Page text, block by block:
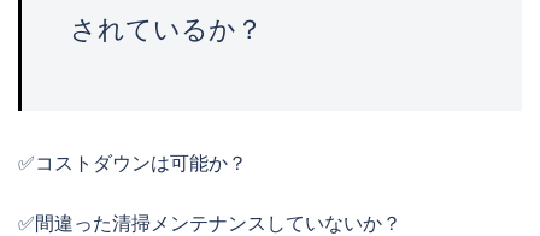
されているか？
✅コストダウンは可能か？
✅間違った清掃メンテナンスしていないか？